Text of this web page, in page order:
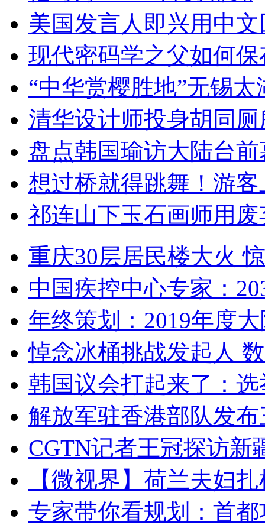
美国发言人即兴用中
现代密码学之父如何
“中华赏樱胜地”无锡
清华设计师投身胡同
盘点韩国瑜访大陆台
想过桥就得跳舞！游客
祁连山下玉石画师用
重庆30层居民楼大火
中国疾控中心专家：
年终策划：2019年度
悼念冰桶挑战发起人
韩国议会打起来了：
解放军驻香港部队发
CGTN记者王冠探访新
【微视界】荷兰夫妇
专家带你看规划：首